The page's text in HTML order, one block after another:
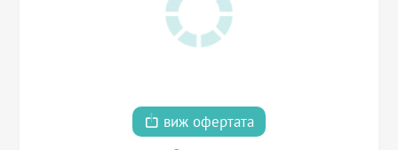
виж офертата